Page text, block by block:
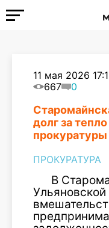
11 мая 2026
667
0
долг за
прокуратуры
ПРОКУРАТУРА
В